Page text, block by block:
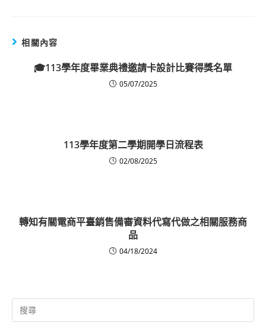
相關內容
🎓113學年度畢業典禮邀請卡設計比賽得獎名單
05/07/2025
113學年度第二學期開學日流程表
02/08/2025
轉知有關電商平臺銷售備審資料代寫代做之相關服務商
品
04/18/2024
Search
for: